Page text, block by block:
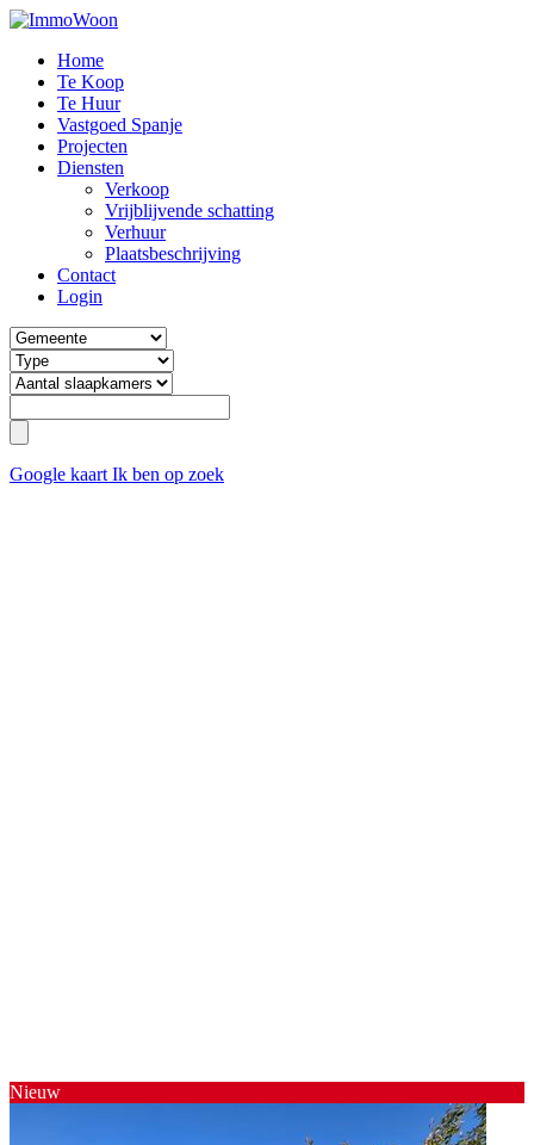
Home
Te Koop
Te Huur
Vastgoed Spanje
Projecten
Diensten
Verkoop
Vrijblijvende schatting
Verhuur
Plaatsbeschrijving
Contact
Login
Google kaart Ik ben op zoek
Nieuw